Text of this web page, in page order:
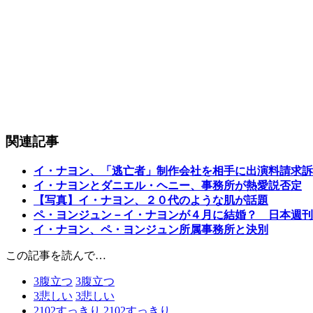
関連記事
イ・ナヨン、「逃亡者」制作会社を相手に出演料請求
イ・ナヨンとダニエル・ヘニー、事務所が熱愛説否定
【写真】イ・ナヨン、２０代のような肌が話題
ペ・ヨンジュン－イ・ナヨンが４月に結婚？ 日本週
イ・ナヨン、ペ・ヨンジュン所属事務所と決別
この記事を読んで…
3腹立つ 3腹立つ
3悲しい 3悲しい
2102すっきり 2102すっきり